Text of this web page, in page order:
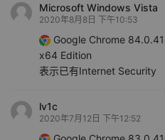
Microsoft Windows Vista
2020年8月8日 下午10:53
Google Chrome
x64 Edition
表示已有Internet Security
lv1c
2020年7月12日 下午12:52